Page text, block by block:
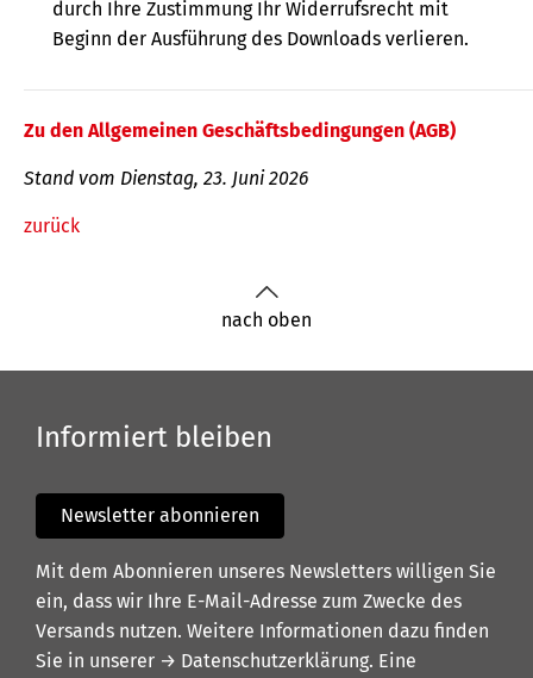
durch Ihre Zustimmung Ihr Widerrufsrecht mit
Beginn der Ausführung des Downloads verlieren.
Zu den Allgemeinen Geschäftsbedingungen (AGB)
Stand vom Dienstag, 23. Juni 2026
zurück
nach oben
Informiert bleiben
Newsletter abonnieren
Mit dem Abonnieren unseres Newsletters willigen Sie
ein, dass wir Ihre E-Mail-Adresse zum Zwecke des
Versands nutzen. Weitere Informationen dazu finden
Sie in unserer → Datenschutzerklärung. Eine